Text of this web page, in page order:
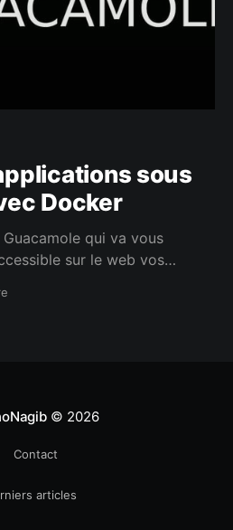
sous
Docker
qui va vous
sur le web vos
© 2026
Contact
articles